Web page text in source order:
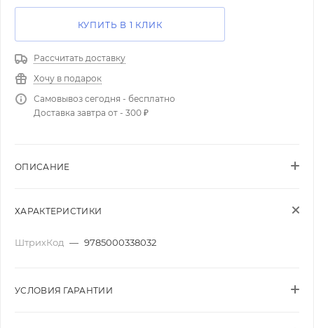
КУПИТЬ В 1 КЛИК
Рассчитать доставку
Хочу в подарок
Самовывоз сегодня - бесплатно
Доставка завтра от - 300 ₽
ОПИСАНИЕ
ХАРАКТЕРИСТИКИ
ШтрихКод — 9785000338032
УСЛОВИЯ ГАРАНТИИ